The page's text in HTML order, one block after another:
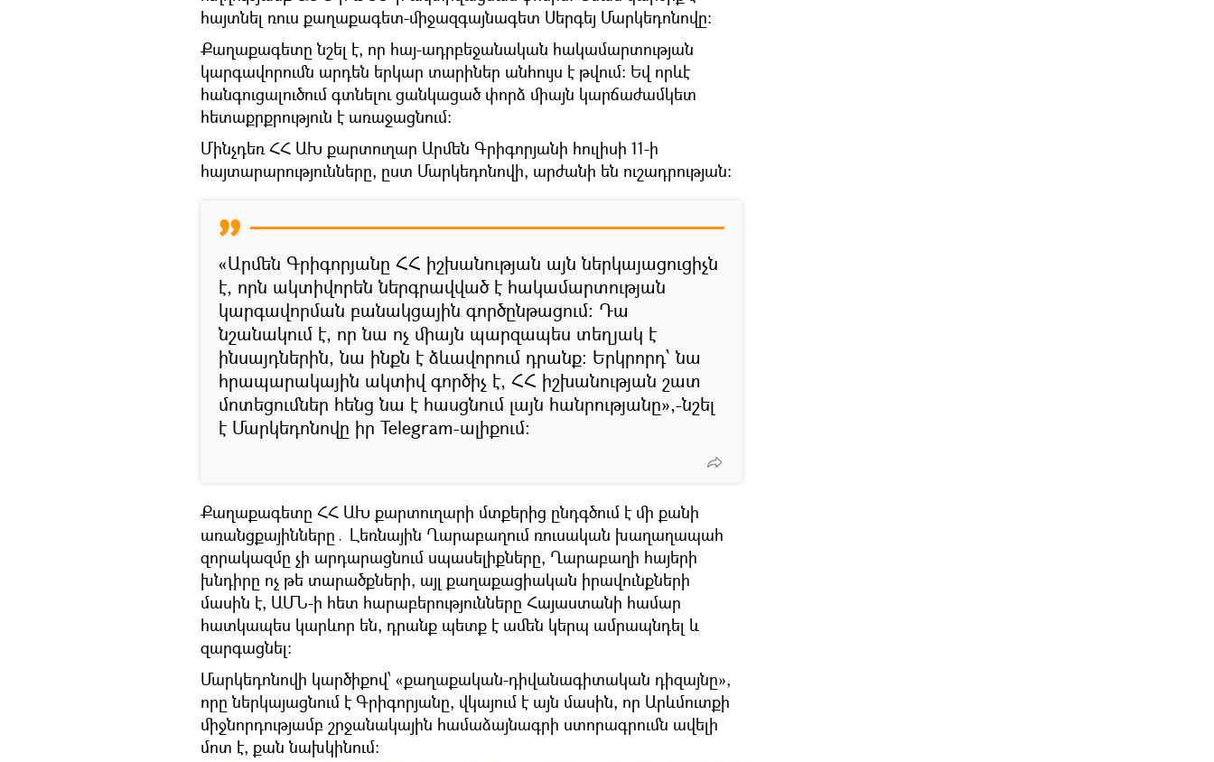
հայտնել ռուս քաղաքագետ-միջազգայնագետ Սերգեյ Մարկեդոնովը։
Քաղաքագետը նշել է, որ հայ-ադրբեջանական հակամարտության
կարգավորումն արդեն երկար տարիներ անհույս է թվում: Եվ որևէ
հանգուցալուծում գտնելու ցանկացած փորձ միայն կարճաժամկետ
հետաքրքրություն է առաջացնում։
Մինչդեռ ՀՀ ԱԽ քարտուղար Արմեն Գրիգորյանի հուլիսի 11-ի
հայտարարությունները, ըստ Մարկեդոնովի, արժանի են ուշադրության:
«Արմեն Գրիգորյանը ՀՀ իշխանության այն ներկայացուցիչն
է, որն ակտիվորեն ներգրավված է հակամարտության
կարգավորման բանակցային գործընթացում։ Դա
նշանակում է, որ նա ոչ միայն պարզապես տեղյակ է
ինսայդներին, նա ինքն է ձևավորում դրանք: Երկրորդ՝ նա
հրապարակային ակտիվ գործիչ է, ՀՀ իշխանության շատ
մոտեցումներ հենց նա է հասցնում լայն հանրությանը»,-նշել
է Մարկեդոնովը իր Telegram-ալիքում։
Քաղաքագետը ՀՀ ԱԽ քարտուղարի մտքերից ընդգծում է մի քանի
առանցքայինները․ Լեռնային Ղարաբաղում ռուսական խաղաղապահ
զորակազմը չի արդարացնում սպասելիքները, Ղարաբաղի հայերի
խնդիրը ոչ թե տարածքների, այլ քաղաքացիական իրավունքների
մասին է, ԱՄՆ-ի հետ հարաբերությունները Հայաստանի համար
հատկապես կարևոր են, դրանք պետք է ամեն կերպ ամրապնդել և
զարգացնել:
Մարկեդոնովի կարծիքով՝ «քաղաքական-դիվանագիտական դիզայնը»,
որը ներկայացնում է Գրիգորյանը, վկայում է այն մասին, որ Արևմուտքի
միջնորդությամբ շրջանակային համաձայնագրի ստորագրումն ավելի
մոտ է, քան նախկինում։